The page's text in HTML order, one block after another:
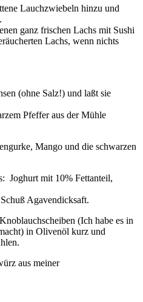
Lauchzwiebeln hinzu und
ganz frischen Lachs mit Sushi
Lachs, wenn nichts
(ohne Salz!) und laßt sie
Pfeffer aus der Mühle
Mango und die schwarzen
Joghurt mit 10% Fettanteil,
Agavendicksaft.
(Ich habe es in
in Olivenöl kurz und
aus meiner